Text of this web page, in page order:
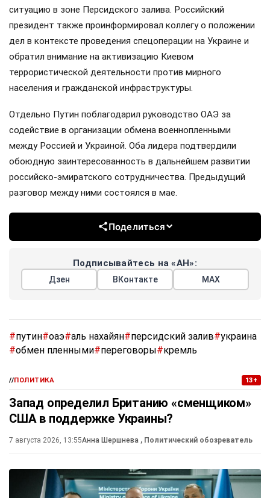
ситуацию в зоне Персидского залива. Российский
президент также проинформировал коллегу о положении
дел в контексте проведения спецоперации на Украине и
обратил внимание на активизацию Киевом
террористической деятельности против мирного
населения и гражданской инфраструктуры.
Отдельно Путин поблагодарил руководство ОАЭ за
содействие в организации обмена военнопленными
между Россией и Украиной. Оба лидера подтвердили
обоюдную заинтересованность в дальнейшем развитии
российско-эмиратского сотрудничества. Предыдущий
разговор между ними состоялся в мае.
Поделиться
Подписывайтесь на «АН»:
Дзен ВКонтакте МАХ
#путин#оаэ#аль нахайян#персидский залив#украина
#обмен пленными#переговоры#кремль
//ПОЛИТИКА 13+
Запад определил Британию «сменщиком»
США в поддержке Украины?
7 августа 2026, 13:55Анна Шершнева , Политический обозреватель